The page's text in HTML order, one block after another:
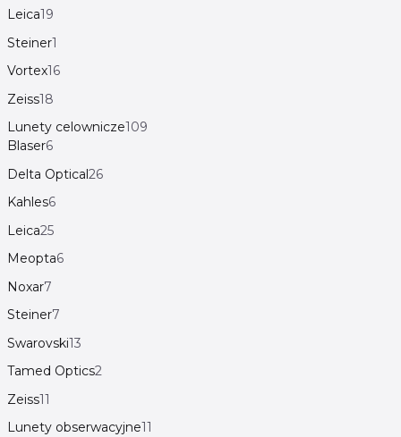
Leica19
Steiner1
Vortex16
Zeiss18
Lunety celownicze109
Blaser6
Delta Optical26
Kahles6
Leica25
Meopta6
Noxar7
Steiner7
Swarovski13
Tamed Optics2
Zeiss11
Lunety obserwacyjne11